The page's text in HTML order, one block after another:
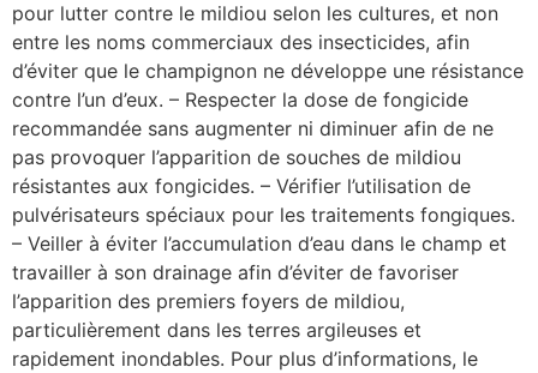
pour lutter contre le mildiou selon les cultures, et non
entre les noms commerciaux des insecticides, afin
d’éviter que le champignon ne développe une résistance
contre l’un d’eux. – Respecter la dose de fongicide
recommandée sans augmenter ni diminuer afin de ne
pas provoquer l’apparition de souches de mildiou
résistantes aux fongicides. – Vérifier l’utilisation de
pulvérisateurs spéciaux pour les traitements fongiques.
– Veiller à éviter l’accumulation d’eau dans le champ et
travailler à son drainage afin d’éviter de favoriser
l’apparition des premiers foyers de mildiou,
particulièrement dans les terres argileuses et
rapidement inondables. Pour plus d’informations, le